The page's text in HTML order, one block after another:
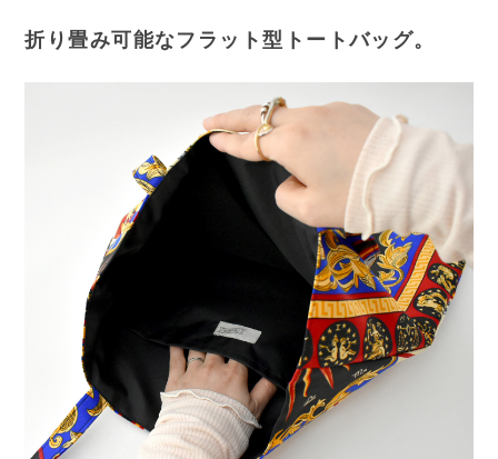
折り畳み可能なフラット型トートバッグ。